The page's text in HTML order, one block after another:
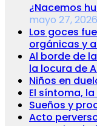
¿Nacemos
mayo 27, 2026
Los goces
orgánicas y
Al borde de
la locura de
Niños en
El síntoma,
Sueños y
Acto